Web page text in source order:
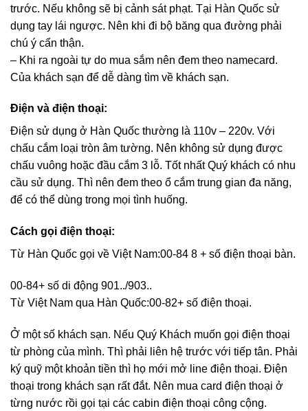
trước. Nếu không sẽ bị cảnh sát phạt. Tại Hàn Quốc sử
dụng tay lái ngược. Nên khi đi bộ băng qua đường phải
chú ý cẩn thận.
– Khi ra ngoài tự do mua sắm nên đem theo namecard.
Của khách sạn để dễ dàng tìm về khách sạn.
Điện và điện thoại:
Điện sử dụng ở Hàn Quốc thường là 110v – 220v. Với
chấu cắm loại tròn âm tường. Nên không sử dụng được
chấu vuông hoặc đầu cắm 3 lỗ. Tốt nhất Quý khách có nhu
cầu sử dụng. Thì nên đem theo ổ cắm trung gian đa năng,
để có thể dùng trong mọi tình huống.
Cách gọi điện thoại:
Từ Hàn Quốc gọi về Việt Nam:00-84 8 + số điện thoại bàn.
00-84+ số di động 901../903..
Từ Việt Nam qua Hàn Quốc:00-82+ số điện thoại.
Ở một số khách sạn. Nếu Quý Khách muốn gọi điện thoại
từ phòng của mình. Thì phải liên hệ trước với tiếp tân. Phải
ký quỹ một khoản tiền thì họ mới mở line điện thoại. Điện
thoại trong khách sạn rất đắt. Nên mua card điện thoại ở
từng nước rồi gọi tại các cabin điện thoại công cộng.